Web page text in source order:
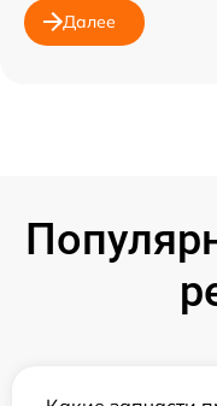
Далее